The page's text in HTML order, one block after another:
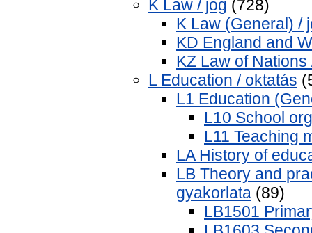
K Law / jog (728)
K Law (General) /
KD England and
KZ Law of
L Education / oktatás
L1 Education
L10 School
L11 Teaching
LA History of
LB Theory and
gyakorlata (89)
LB1501